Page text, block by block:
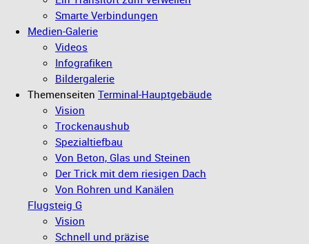
Smarte Verbindungen
Medien-Galerie
Videos
Infografiken
Bildergalerie
Themenseiten Terminal-Hauptgebäude
Vision
Trockenaushub
Spezialtiefbau
Von Beton, Glas und Steinen
Der Trick mit dem riesigen Dach
Von Rohren und Kanälen
Flugsteig G
Vision
Schnell und präzise